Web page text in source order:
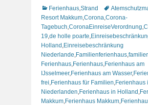
Kategorien
Ferienhaus Strand Schlagworte
Resort Makkum Corona Corona-
Tagebuch CoronaEinreiseVerordnung
19 de holle poarte
Holland Einreisebeschränkung
Niederlande Familienferienhaus
Ferienhaus Ferienhaus Ferienhaus am
IJsselmeer, Ferienhaus am Wasser,
frei Ferienhaus für Familien Ferienhaus
Niederlanden Ferienhaus in Holland
Makkum Ferienhaus Makkum